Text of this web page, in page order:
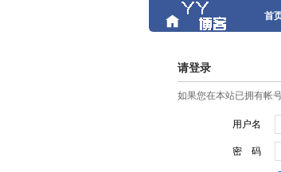
首
请登录
如果您在本站已拥有帐
用户名
密 码